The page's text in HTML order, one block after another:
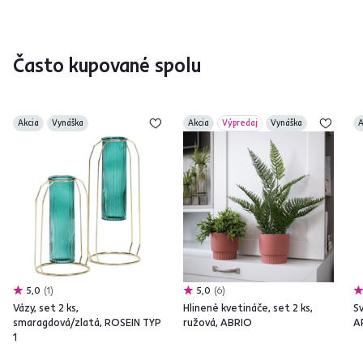
Často kupované spolu
Akcia Vynáška
5,0 1
Vázy, set 2 ks,
smaragdová/zlatá, ROSEIN TYP
1
Akcia Výpredaj Vynáška
5,0 6
Hlinené kvetináče, set 2 ks,
ružová, ABRIO